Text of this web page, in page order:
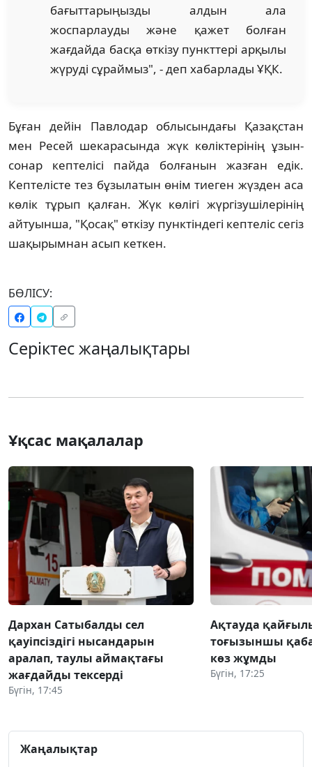
бағыттарыңызды алдын ала
жоспарлауды және қажет болған
жағдайда басқа өткізу пункттері арқылы
жүруді сұраймыз", - деп хабарлады ҰҚК.
Бұған дейін Павлодар облысындағы Қазақстан
мен Ресей шекарасында жүк көліктерінің ұзын-
сонар кептелісі пайда болғанын жазған едік.
Кептелісте тез бұзылатын өнім тиеген жүзден аса
көлік тұрып қалған. Жүк көлігі жүргізушілерінің
айтуынша, "Қосақ" өткізу пунктіндегі кептеліс сегіз
шақырымнан асып кеткен.
БӨЛІСУ:
Серіктес жаңалықтары
Ұқсас мақалалар
Дархан Сатыбалды сел
қауіпсіздігі нысандарын
аралап, таулы аймақтағы
жағдайды тексерді
Бүгін, 17:45
Ақтауда
тоғызыншы
көз жұмды
Бүгін, 17:25
Жаңалықтар